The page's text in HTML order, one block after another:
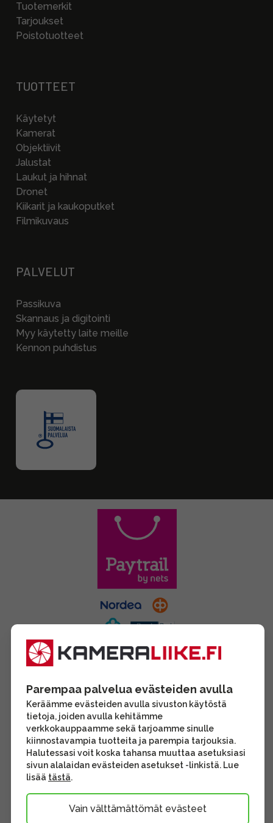
Tuotemerkit
Tarjoukset
Poistotuotteet
TUOTTEET
Käytetyt
Kamerat
Objektiivit
Jalustat
Laukut ja hihnat
Dronet
Kiikarit ja kaukoputket
Filmikuvaus
PALVELUT
Passikuva
Skannaus ja digitointi
Myy käytetty laite meille
Kennon puhdistus
Parempaa palvelua evästeiden avulla
Keräämme evästeiden avulla sivuston käytöstä
tietoja, joiden avulla kehitämme
verkkokauppaamme sekä tarjoamme sinulle
kiinnostavampia tuotteita ja parempia tarjouksia.
Halutessasi voit koska tahansa muuttaa asetuksiasi
sivun alalaidan evästeiden asetukset -linkistä. Lue
lisää tästä.
Vain välttämättömät evästeet